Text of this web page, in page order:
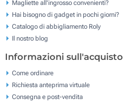
Magliette all'ingrosso convenienti?
Hai bisogno di gadget in pochi giorni?
Catalogo di abbigliamento Roly
Il nostro blog
Informazioni sull'acquisto
Come ordinare
Richiesta anteprima virtuale
Consegna e post-vendita